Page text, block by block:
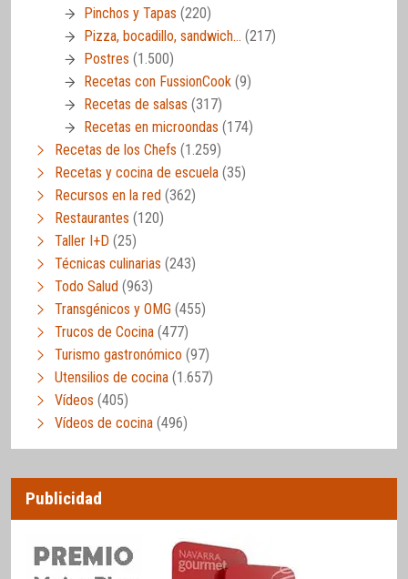
Pinchos y Tapas (220)
Pizza, bocadillo, sandwich… (217)
Postres (1.500)
Recetas con FussionCook (9)
Recetas de salsas (317)
Recetas en microondas (174)
Recetas de los Chefs (1.259)
Recetas y cocina de escuela (35)
Recursos en la red (362)
Restaurantes (120)
Taller I+D (25)
Técnicas culinarias (243)
Todo Salud (963)
Transgénicos y OMG (455)
Trucos de Cocina (477)
Turismo gastronómico (97)
Utensilios de cocina (1.657)
Vídeos (405)
Vídeos de cocina (496)
Publicidad